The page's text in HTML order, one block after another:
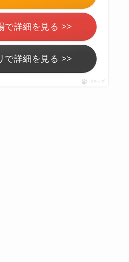
で詳細を見る >>
で詳細を見る >>
ポチップ